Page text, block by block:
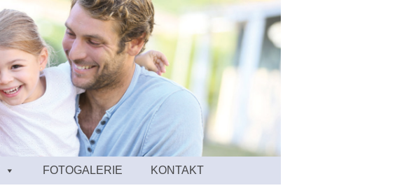
FOTOGALERIE KONTAKT